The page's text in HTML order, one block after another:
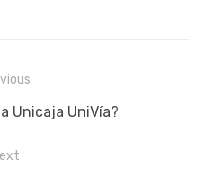
Unicaja UniVía?